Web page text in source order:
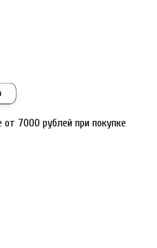
от 7000 рублей при покупке